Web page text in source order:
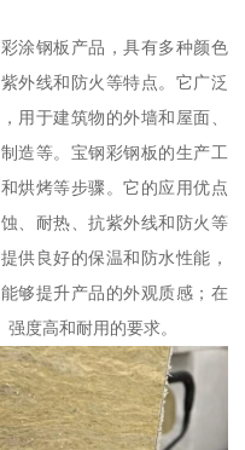
涂钢板产品，具有多种颜色
外线和防火等特点。它广泛
用于建筑物的外墙和屋面、
造等。宝钢彩钢板的生产工
烘烤等步骤。它的应用优点
、耐热、抗紫外线和防火等
供良好的保温和防水性能，
够提升产品的外观质感；在
度高和耐用的要求。